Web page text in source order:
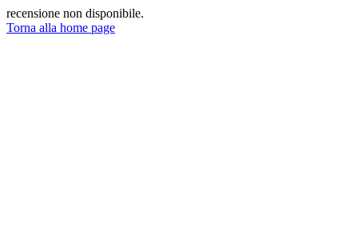
recensione non disponibile.
Torna alla home page